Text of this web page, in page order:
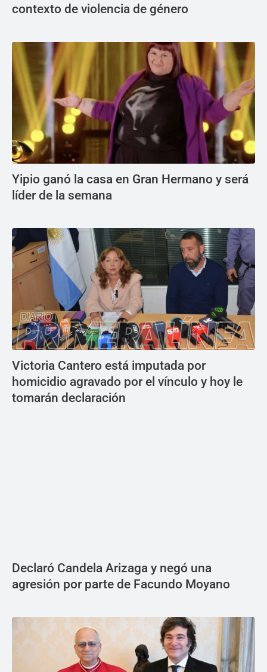
contexto de violencia de género
Yipio ganó la casa en Gran Hermano y será
líder de la semana
Victoria Cantero está imputada por
homicidio agravado por el vínculo y hoy le
tomarán declaración
Declaró Candela Arizaga y negó una
agresión por parte de Facundo Moyano